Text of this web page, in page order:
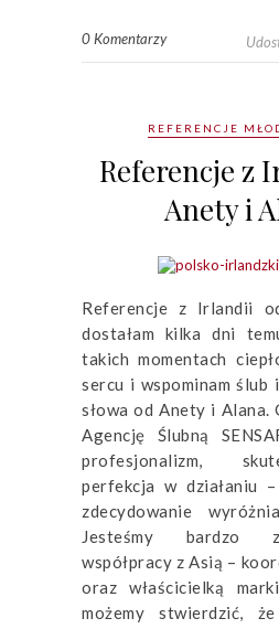
0 Komentarzy
REFERENCJE
Referencje z
Anety i
Referencje z Irlandii
dostałam kilka dni
takich momentach
sercu i wspominam
słowa od Anety i Alana.
Agencję Ślubną
profesjonalizm,
perfekcja w działaniu
zdecydowanie
Jesteśmy bardzo
współpracy z Asią –
oraz właścicielką
możemy stwierdzić,